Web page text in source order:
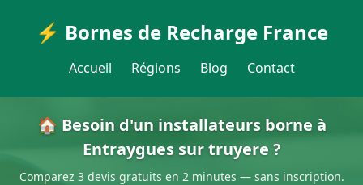
⚡ Bornes de Recharge France
Accueil Régions Blog Contact
🏠 Besoin d'un installateurs borne à
Entraygues sur truyere ?
Comparez 3 devis gratuits en 2 minutes — sans inscription.